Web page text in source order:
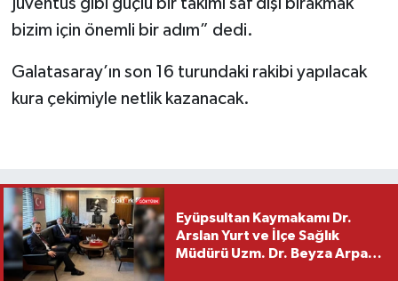
Juventus gibi güçlü bir takımı saf dışı bırakmak
bizim için önemli bir adım” dedi.
Galatasaray’ın son 16 turundaki rakibi yapılacak
kura çekimiyle netlik kazanacak.
Eyüpsultan Kaymakamı Dr.
Arslan Yurt ve İlçe Sağlık
Müdürü Uzm. Dr. Beyza Arpacı